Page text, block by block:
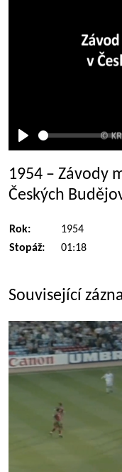
Přehrát
1954 – Závody
Českých
Rok:
1954
Stopáž:
01:18
Související